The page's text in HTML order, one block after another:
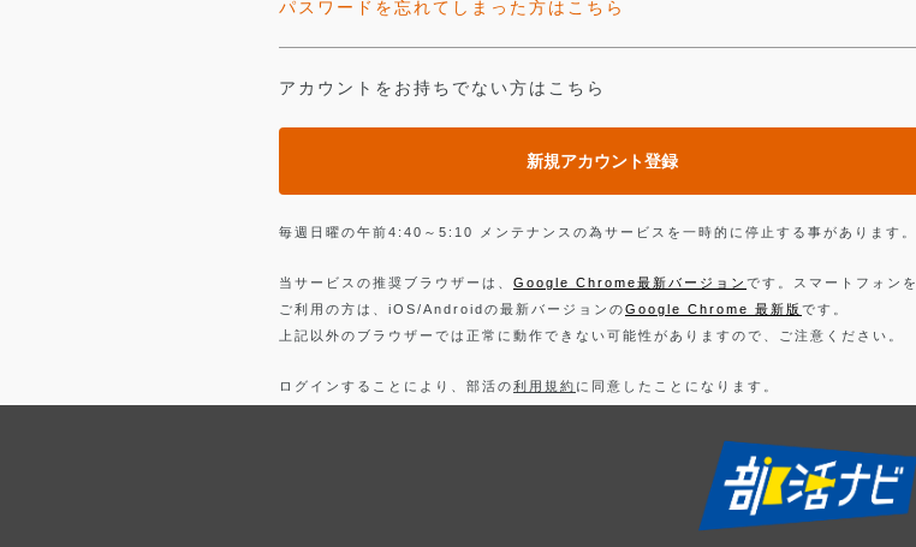
パスワードを忘れてしまった方はこちら
アカウントをお持ちでない方はこちら
新規アカウント登録
毎週日曜の午前4:40～5:10 メンテナンスの為サービスを一時的に停止する事があります。
当サービスの推奨ブラウザーは、 Google Chrome最新バージョン です。スマートフォンを
ご利用の方は、iOS/Androidの最新バージョンのGoogle Chrome 最新版 です。
上記以外のブラウザーでは正常に動作できない可能性がありますので、ご注意ください。
ログインすることにより、部活の利用規約 に同意したことになります。